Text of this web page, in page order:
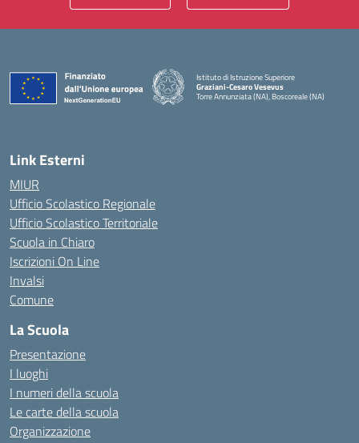
Istituto di Istruzione Superiore
Graziani-Cesaro Vesevus
Torre Annunziata (NA), Boscoreale (NA)
Link Esterni
MIUR
Ufficio Scolastico Regionale
Ufficio Scolastico Territoriale
Scuola in Chiaro
Iscrizioni On Line
Invalsi
Comune
La Scuola
Presentazione
I luoghi
I numeri della scuola
Le carte della scuola
Organizzazione